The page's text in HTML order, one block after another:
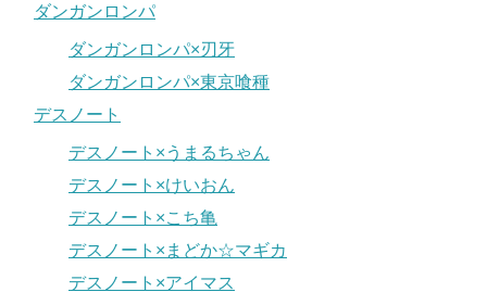
ダンガンロンパ
ダンガンロンパ×刃牙
ダンガンロンパ×東京喰種
デスノート
デスノート×うまるちゃん
デスノート×けいおん
デスノート×こち亀
デスノート×まどか☆マギカ
デスノート×アイマス